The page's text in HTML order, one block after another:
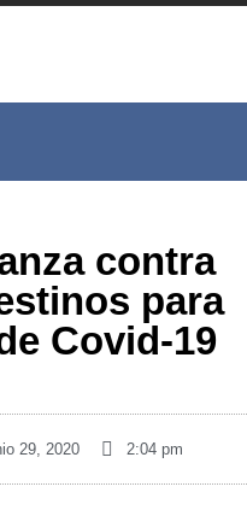
contra
para
Covid-19
29, 2020 2:04 pm